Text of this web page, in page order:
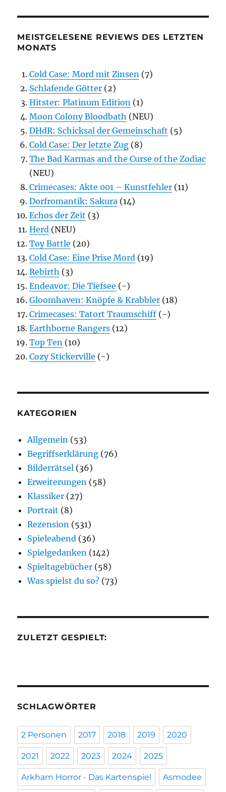
MEISTGELESENE REVIEWS DES LETZTEN
MONATS
Cold Case: Mord mit Zinsen (7)
Schlafende Götter (2)
Hitster: Platinum Edition (1)
Moon Colony Bloodbath (NEU)
DHdR: Schicksal der Gemeinschaft (5)
Cold Case: Der letzte Zug (8)
The Bad Karmas and the Curse of the Zodiac
(NEU)
Crimecases: Akte 001 – Kunstfehler (11)
Dorfromantik: Sakura (14)
Echos der Zeit (3)
Herd (NEU)
Toy Battle (20)
Cold Case: Eine Prise Mord (19)
Rebirth (3)
Endeavor: Die Tiefsee (-)
Gloomhaven: Knöpfe & Krabbler (18)
Crimecases: Tatort Traumschiff (-)
Earthborne Rangers (12)
Top Ten (10)
Cozy Stickerville (-)
KATEGORIEN
Allgemein (53)
Begriffserklärung (76)
Bilderrätsel (36)
Erweiterungen (58)
Klassiker (27)
Portrait (8)
Rezension (531)
Spieleabend (36)
Spielgedanken (142)
Spieltagebücher (58)
Was spielst du so? (73)
ZULETZT GESPIELT:
SCHLAGWÖRTER
2 Personen 2017 2018 2019 2020
2021 2022 2023 2024 2025
Arkham Horror - Das Kartenspiel Asmodee